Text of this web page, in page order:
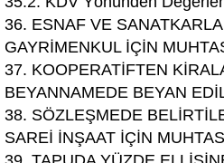
36. ESNAF VE
GAYRİMENKUL İÇİN
37. KOOPERATİFTEN
BEYANNAMEDE BEYAN
38. SÖZLEŞMEDE
SAREİ İNŞAAT İÇİN